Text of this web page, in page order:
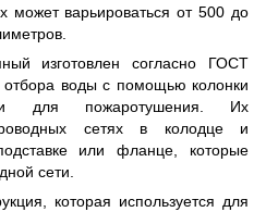
может варьироваться от 500 до
изготовлен согласно ГОСТ
воды с помощью колонки
для пожаротушения. Их
сетях в колодце и
или фланце, которые
сети.
которая используется для